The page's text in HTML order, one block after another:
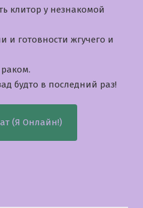
клитор у незнакомой
и готовности жгучего и
будто в последний раз!
(Я Онлайн!)